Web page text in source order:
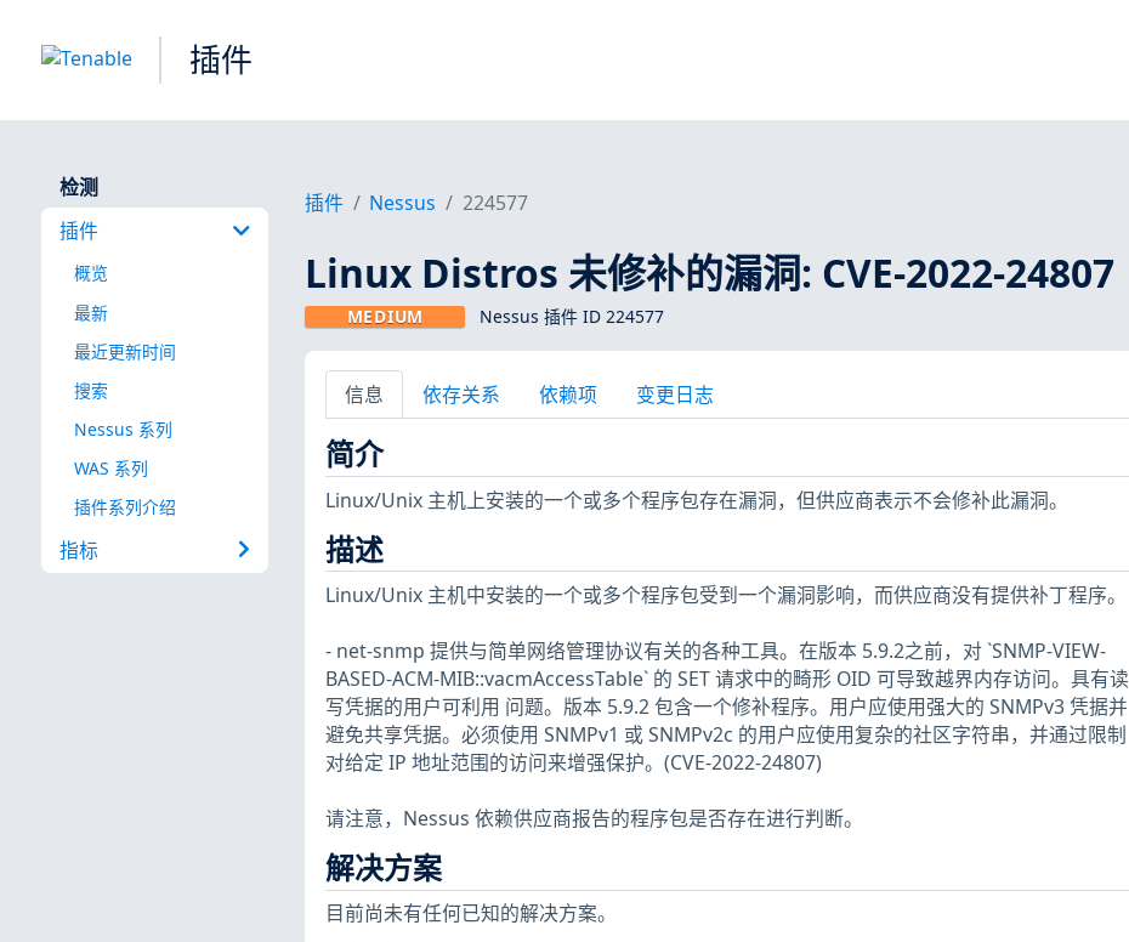
插件
检测
插件
概览
最新
最近更新时间
搜索
Nessus 系列
WAS 系列
插件系列介绍
指标
插件 Nessus 224577
Linux Distros 未修补的漏洞: CVE-2022-24807
MEDIUM Nessus 插件 ID 224577
信息 依存关系 依赖项 变更日志
简介
Linux/Unix 主机上安装的一个或多个程序包存在漏洞，但供应商表示不会修补此漏洞。
描述
Linux/Unix 主机中安装的一个或多个程序包受到一个漏洞影响，而供应商没有提供补丁程序。
- net-snmp 提供与简单网络管理协议有关的各种工具。在版本 5.9.2之前，对 `SNMP-VIEW-
BASED-ACM-MIB::vacmAccessTable` 的 SET 请求中的畸形 OID 可导致越界内存访问。具有读
写凭据的用户可利用 问题。版本 5.9.2 包含一个修补程序。用户应使用强大的 SNMPv3 凭据并
避免共享凭据。必须使用 SNMPv1 或 SNMPv2c 的用户应使用复杂的社区字符串，并通过限制
对给定 IP 地址范围的访问来增强保护。(CVE-2022-24807)
请注意，Nessus 依赖供应商报告的程序包是否存在进行判断。
解决方案
目前尚未有任何已知的解决方案。